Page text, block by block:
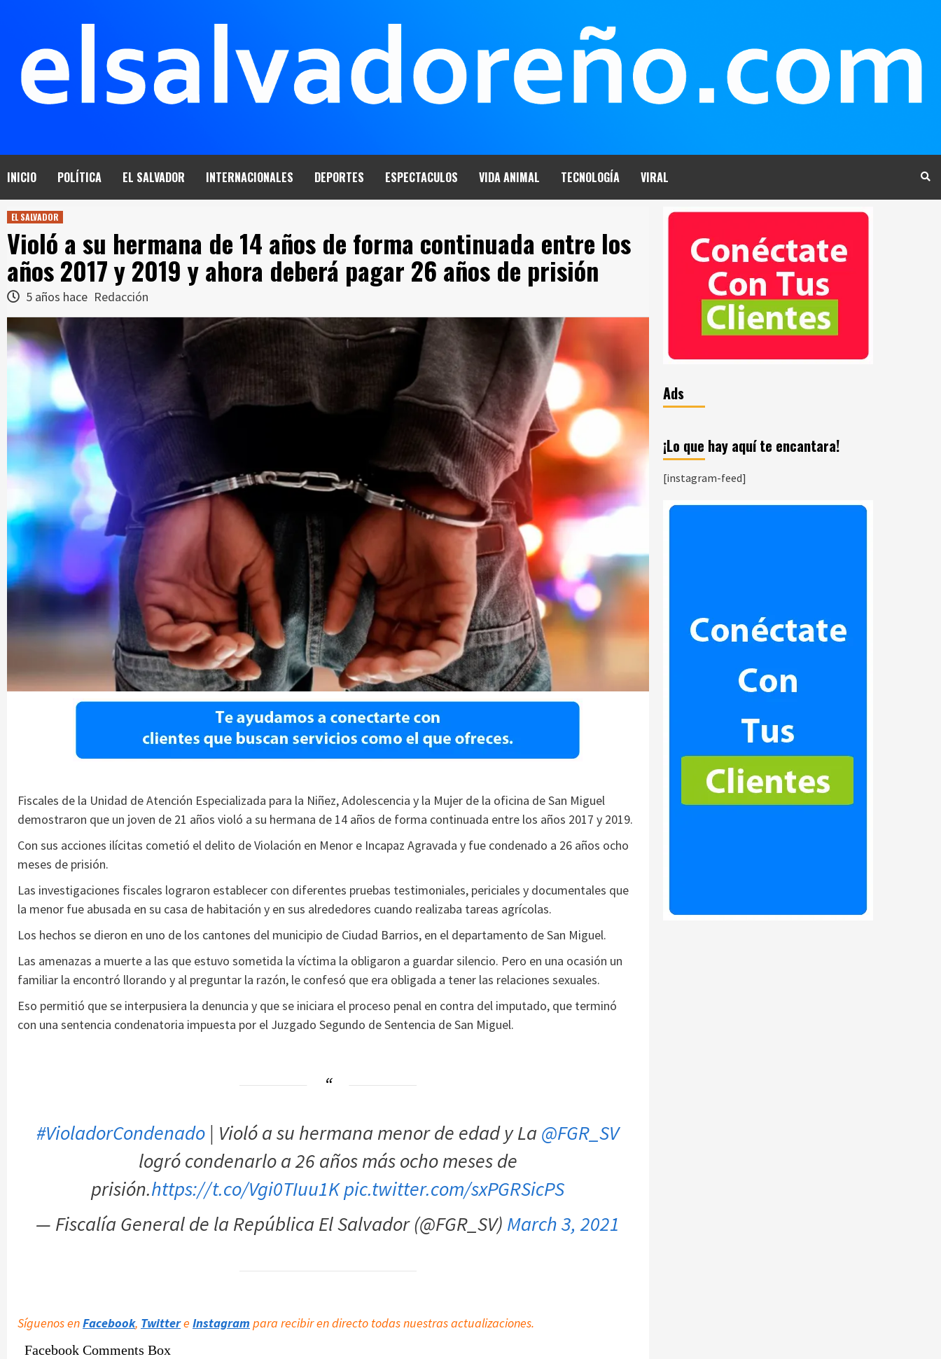
INICIO POLÍTICA EL SALVADOR INTERNACIONALES DEPORTES ESPECTACULOS VIDA ANIMAL TECNOLOGÍA VIRAL
EL SALVADOR
Violó a su hermana de 14 años de forma continuada entre los
años 2017 y 2019 y ahora deberá pagar 26 años de prisión
5 años hace Redacción
Fiscales de la Unidad de Atención Especializada para la Niñez, Adolescencia y la Mujer de la oficina de San Miguel
demostraron que un joven de 21 años violó a su hermana de 14 años de forma continuada entre los años 2017 y 2019.
Con sus acciones ilícitas cometió el delito de Violación en Menor e Incapaz Agravada y fue condenado a 26 años ocho
meses de prisión.
Las investigaciones fiscales lograron establecer con diferentes pruebas testimoniales, periciales y documentales que
la menor fue abusada en su casa de habitación y en sus alrededores cuando realizaba tareas agrícolas.
Los hechos se dieron en uno de los cantones del municipio de Ciudad Barrios, en el departamento de San Miguel.
Las amenazas a muerte a las que estuvo sometida la víctima la obligaron a guardar silencio. Pero en una ocasión un
familiar la encontró llorando y al preguntar la razón, le confesó que era obligada a tener las relaciones sexuales.
Eso permitió que se interpusiera la denuncia y que se iniciara el proceso penal en contra del imputado, que terminó
con una sentencia condenatoria impuesta por el Juzgado Segundo de Sentencia de San Miguel.
#VioladorCondenado | Violó a su hermana menor de edad y La @FGR_SV
logró condenarlo a 26 años más ocho meses de
prisión.https://t.co/Vgi0TIuu1Kpic.twitter.com/sxPGRSicPS
— Fiscalía General de la República El Salvador (@FGR_SV) March 3, 2021
Síguenos enFacebook, Twittere Instagram para recibir en directo todas nuestras actualizaciones.
Facebook Comments Box
Ads
¡Lo que hay aquí te encantara!
[instagram-feed]